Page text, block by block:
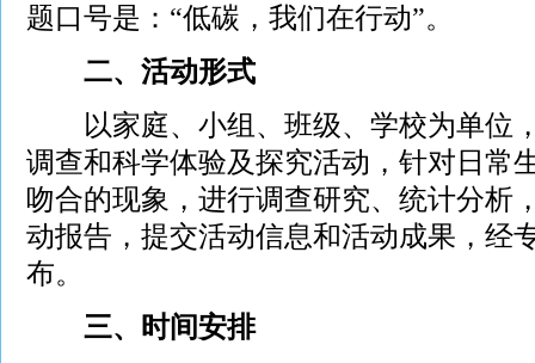
题口号是：“低碳，我们在行动”。
二、活动形式
以家庭、小组、班级、学校为单位
调查和科学体验及探究活动，针对日常
吻合的现象，进行调查研究、统计分析
动报告，提交活动信息和活动成果，经
布。
三、时间安排